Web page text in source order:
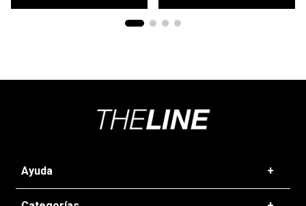
Ayuda +
Preguntas frecuentes